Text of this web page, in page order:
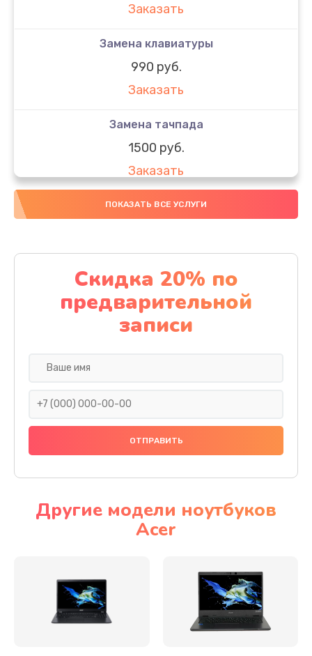
Заказать
Замена клавиатуры
990 руб.
Заказать
Замена тачпада
1500 руб.
Заказать
Замена южного моста
Заказать
Чистка от пыли
1060 руб.
Заказать
Ремонт подсветки
Настройка BIOS
Замена видеочипа
ПОКАЗАТЬ ВСЕ УСЛУГИ
Скидка 20% по
предварительной
записи
Другие модели ноутбуков
Acer